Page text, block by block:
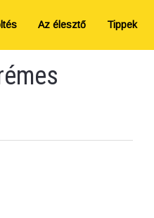
Az élesztő Tippek